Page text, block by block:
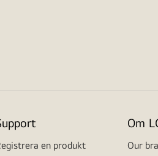
en produkt
Om
Our